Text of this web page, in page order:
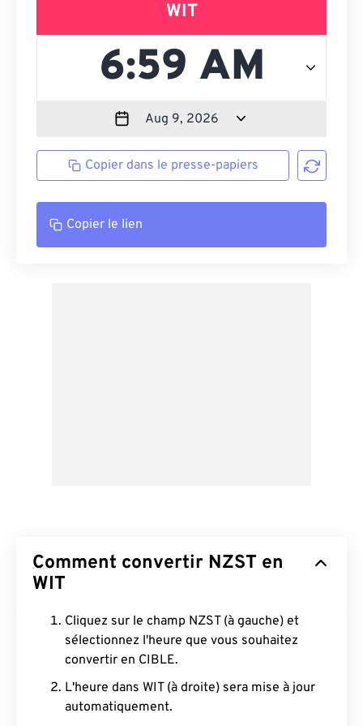
WIT
Copier dans le presse-papiers
Copier le lien
Comment convertir NZST en
WIT
Cliquez sur le champ NZST (à gauche) et
sélectionnez l'heure que vous souhaitez
convertir en CIBLE.
L'heure dans WIT (à droite) sera mise à jour
automatiquement.